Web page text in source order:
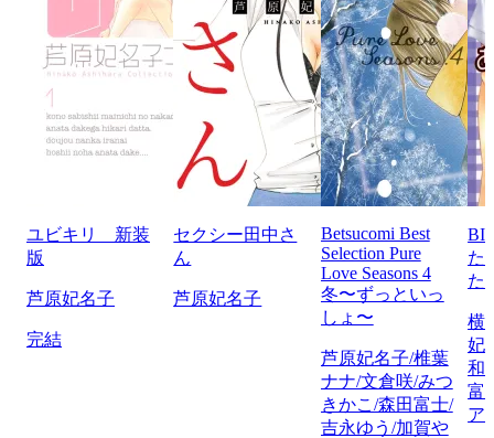
ユビキリ 新装
版
芦原妃名子
完結
セクシー田中さ
ん
芦原妃名子
Betsucomi Best
Selection Pure
Love Seasons 4
冬〜ずっといっ
しょ〜
芦原妃名子/椎葉
ナナ/文倉咲/みつ
きかこ/森田富士/
吉永ゆう/加賀や
た
た
横
妃
和
富
ア